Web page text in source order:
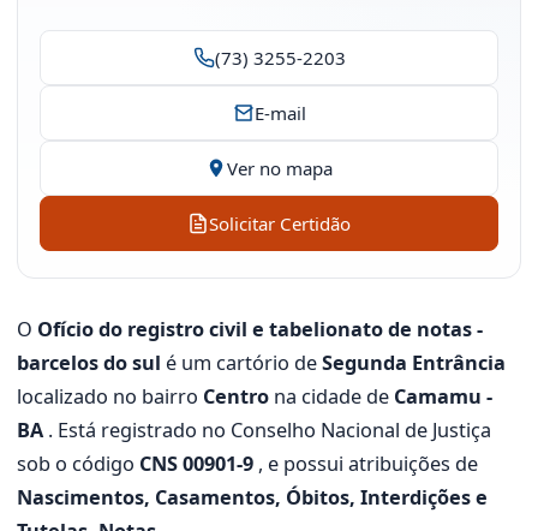
(73) 3255-2203
E-mail
Ver no mapa
Solicitar Certidão
O Ofício do registro civil e tabelionato de notas -
barcelos do sul é um cartório deSegunda Entrância
localizado no bairro Centro na cidade de Camamu -
BA . Está registrado no Conselho Nacional de Justiça
sob o código CNS 00901-9 , e possui atribuições de
Nascimentos, Casamentos, Óbitos, Interdições e